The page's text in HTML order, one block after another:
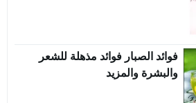
فوائد الصبار فوائد مذهلة للشعر
والبشرة والمزيد